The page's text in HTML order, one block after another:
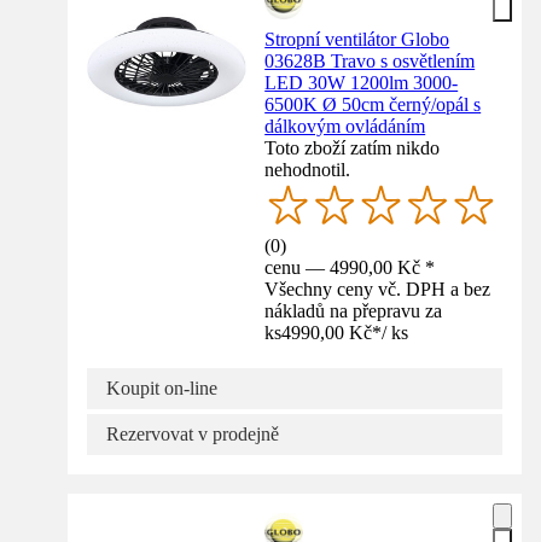
Stropní ventilátor Globo
03628B Travo s osvětlením
LED 30W 1200lm 3000-
6500K Ø 50cm černý/opál s
dálkovým ovládáním
Toto zboží zatím nikdo
nehodnotil.
(0)
cenu — 4990,00 Kč *
Všechny ceny vč. DPH a bez
nákladů na přepravu za
ks4990,00 Kč*/ ks
Koupit on-line
Rezervovat v prodejně